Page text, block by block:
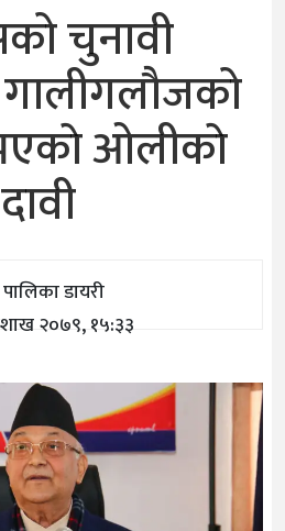
चुनावी
गालीगलौजको
ओलीकाे
दावी
पालिका डायरी
२०७९, १५:३३